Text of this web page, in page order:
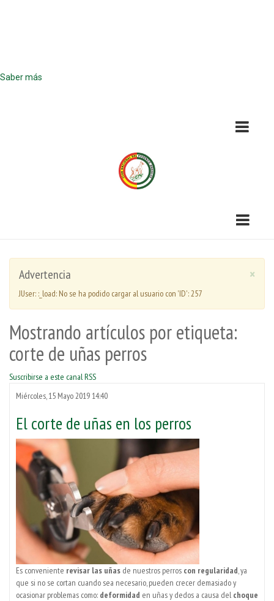
Saber más
×
Advertencia
JUser: :_load: No se ha podido cargar al usuario con 'ID': 257
Mostrando artículos por etiqueta:
corte de uñas perros
Suscribirse a este canal RSS
Miércoles, 15 Mayo 2019 14:40
El corte de uñas en los perros
Es conveniente revisar las uñas de nuestros perros con regularidad, ya
que si no se cortan cuando sea necesario, pueden crecer demasiado y
ocasionar problemas como: deformidad en uñas y dedos a causa del choque